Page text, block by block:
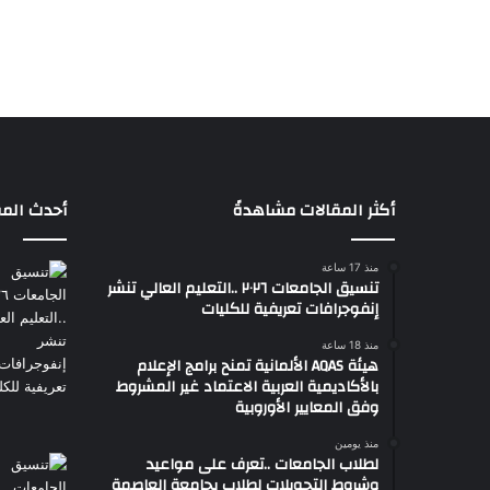
أكثر المقالات مشاهدةً
منذ 17 ساعة
تنسيق الجامعات ٢٠٢٦ ..التعليم العالي تنشر
إنفوجرافات تعريفية للكليات
منذ 18 ساعة
هيئة AQAS الألمانية تمنح برامج الإعلام
بالأكاديمية العربية الاعتماد غير المشروط
وفق المعايير الأوروبية
منذ يومين
لطلاب الجامعات ..تعرف على مواعيد
أحدث